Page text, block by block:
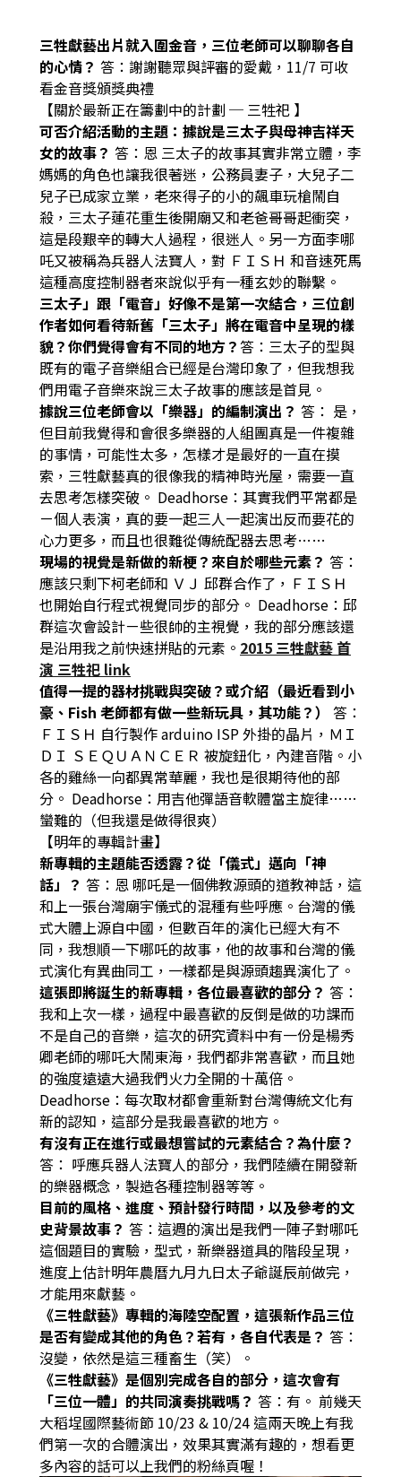
三牲獻藝出片就入圍金音，三位老師可以聊聊各自
的心情？ 答： 謝謝聽眾與評審的愛戴，11/7 可收
看金音獎頒獎典禮
【關於最新正在籌劃中的計劃 ─ 三牲祀 】
可否介紹活動的主題：據說是三太子與母神吉祥天
女的故事？ 答： 恩 三太子的故事其實非常立體，李
媽媽的角色也讓我很著迷，公務員妻子，大兒子二
兒子已成家立業，老來得子的小的飆車玩槍鬧自
殺，三太子蓮花重生後開廟又和老爸哥哥起衝突，
這是段艱辛的轉大人過程，很迷人。另一方面李哪
吒又被稱為兵器人法寶人，對 ＦＩＳＨ 和音速死馬
這種高度控制器者來說似乎有一種玄妙的聯繫。
三太子」跟「電音」好像不是第一次結合，三位創
作者如何看待新舊「三太子」將在電音中呈現的樣
貌？你們覺得會有不同的地方？ 答： 三太子的型與
既有的電子音樂組合已經是台灣印象了，但我想我
們用電子音樂來說三太子故事的應該是首見。
據說三位老師會以「樂器」的編制演出？ 答： 是，
但目前我覺得和會很多樂器的人組團真是一件複雜
的事情，可能性太多，怎樣才是最好的一直在摸
索，三牲獻藝真的很像我的精神時光屋，需要一直
去思考怎樣突破。 Deadhorse ： 其實我們平常都是
ㄧ個人表演，真的要一起三人一起演出反而要花的
心力更多，而且也很難從傳統配器去思考……
現場的視覺是新做的新梗？來自於哪些元素？ 答：
應該只剩下柯老師和 ＶＪ 邱群合作了，ＦＩＳＨ
也開始自行程式視覺同步的部分。 Deadhorse ： 邱
群這次會設計ㄧ些很帥的主視覺，我的部分應該還
是沿用我之前快速拼貼的元素。 2015 三牲獻藝 首
演 三牲祀 link
值得一提的器材挑戰與突破？或介紹（最近看到小
豪、Fish 老師都有做一些新玩具，其功能？） 答 ：
ＦＩＳＨ 自行製作 arduino ISP 外掛的晶片，ＭＩ
ＤＩ ＳＥＱＵＡＮＣＥＲ 被旋鈕化，內建音階。小
各的雞絲一向都異常華麗，我也是很期待他的部
分。 Deadhorse ： 用吉他彈語音軟體當主旋律……
蠻難的（但我還是做得很爽）
【明年的專輯計畫】
新專輯的主題能否透露？從「儀式」邁向「神
話」？ 答： 恩 哪吒是一個佛教源頭的道教神話，這
和上一張台灣廟宇儀式的混種有些呼應。台灣的儀
式大體上源自中國，但數百年的演化已經大有不
同，我想順一下哪吒的故事，他的故事和台灣的儀
式演化有異曲同工，一樣都是與源頭趨異演化了。
這張即將誕生的新專輯，各位最喜歡的部分？ 答 ：
我和上次一樣，過程中最喜歡的反倒是做的功課而
不是自己的音樂，這次的研究資料中有一份是楊秀
卿老師的哪吒大鬧東海，我們都非常喜歡，而且她
的強度遠遠大過我們火力全開的十萬倍。
Deadhorse ： 每次取材都會重新對台灣傳統文化有
新的認知，這部分是我最喜歡的地方。
有沒有正在進行或最想嘗試的元素結合？為什麼？
答： 呼應兵器人法寶人的部分，我們陸續在開發新
的樂器概念，製造各種控制器等等。
目前的風格、進度、預計發行時間，以及參考的文
史背景故事？ 答： 這週的演出是我們一陣子對哪吒
這個題目的實驗，型式，新樂器道具的階段呈現，
進度上估計明年農曆九月九日太子爺誕辰前做完，
才能用來獻藝。
《三牲獻藝》專輯的海陸空配置，這張新作品三位
是否有變成其他的角色？若有，各自代表是？ 答：
沒變，依然是這三種畜生（笑）。
《三牲獻藝》是個別完成各自的部分，這次會有
「三位一體」的共同演奏挑戰嗎？ 答： 有。 前幾天
大稻埕國際藝術節 10/23 & 10/24 這兩天晚上有我
們第一次的合體演出，效果其實滿有趣的，想看更
多內容的話可以上我們的粉絲頁喔！